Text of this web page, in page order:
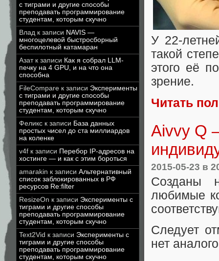
с тиграми и другие способы
преподавать программирование
студентам, которым скучно
Влад к записи NAVIS —
многоцелевой быстросборный
беспилотный катамаран
Азатк записи Как я собрал LLM-
печку на 4 GPU, и на что она
способна
FileCompare к записи Эксперименты
с тиграми и другие способы
преподавать программирование
студентам, которым скучно
Феликс к записи База данных
простых чисел до ста миллиардов
на коленке
v4f к записи Перебор IP-адресов на
хостинге — и как с этим бороться
amarakin к записи Альтернативный
список заблокированных в РФ
ресурсов Re:filter
ResizeOn к записи Эксперименты с
тиграми и другие способы
преподавать программирование
студентам, которым скучно
Text2Vid к записи Эксперименты с
тиграми и другие способы
преподавать программирование
студентам, которым скучно
У 22-
такой
этого её
зрение.
Читать
Aivvy Q
2015-05-23 в
Созданы
любимые
Следует
нет